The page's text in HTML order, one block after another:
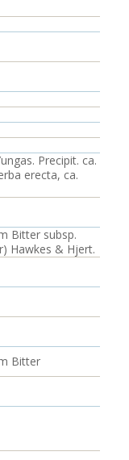
Precipit. ca.
erecta, ca.
Bitter subsp.
Hawkes & Hjert.
Bitter